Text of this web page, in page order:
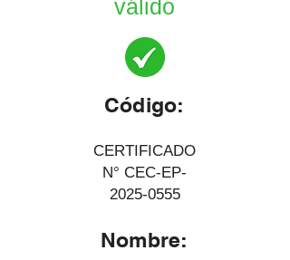
válido
Código:
CERTIFICADO
N° CEC-EP-
2025-0555
Nombre: